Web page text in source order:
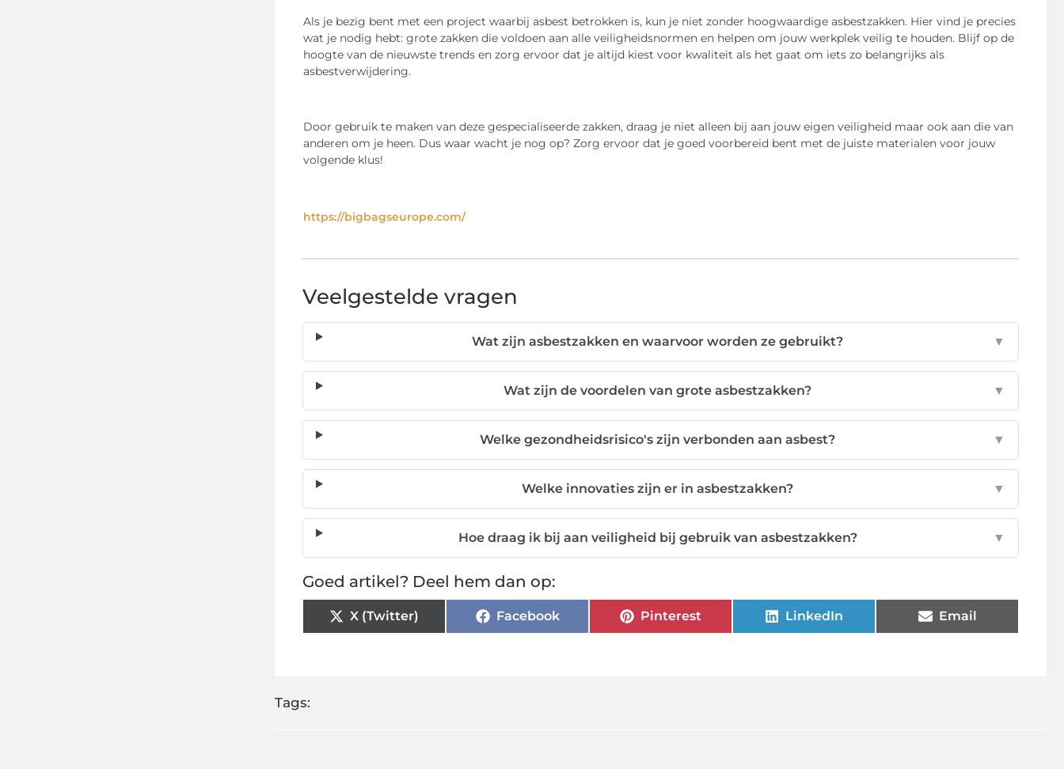
Als je bezig bent met een project waarbij asbest betrokken is, kun je niet zonder hoogwaardige asbestzakken. Hier vind je precies
wat je nodig hebt: grote zakken die voldoen aan alle veiligheidsnormen en helpen om jouw werkplek veilig te houden. Blijf op de
hoogte van de nieuwste trends en zorg ervoor dat je altijd kiest voor kwaliteit als het gaat om iets zo belangrijks als
asbestverwijdering.
Door gebruik te maken van deze gespecialiseerde zakken, draag je niet alleen bij aan jouw eigen veiligheid maar ook aan die van
anderen om je heen. Dus waar wacht je nog op? Zorg ervoor dat je goed voorbereid bent met de juiste materialen voor jouw
volgende klus!
https://bigbagseurope.com/
Veelgestelde vragen
Wat zijn asbestzakken en waarvoor worden ze gebruikt? ▼
Wat zijn de voordelen van grote asbestzakken? ▼
Welke gezondheidsrisico's zijn verbonden aan asbest? ▼
Welke innovaties zijn er in asbestzakken? ▼
Hoe draag ik bij aan veiligheid bij gebruik van asbestzakken? ▼
Goed artikel? Deel hem dan op:
X (Twitter) Facebook Pinterest LinkedIn Email
Tags: